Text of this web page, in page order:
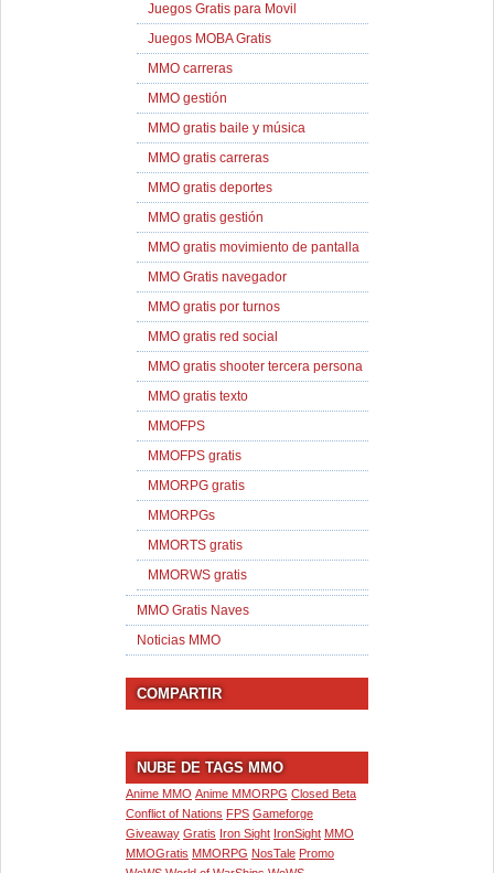
Juegos Gratis para Movil
Juegos MOBA Gratis
MMO carreras
MMO gestión
MMO gratis baile y música
MMO gratis carreras
MMO gratis deportes
MMO gratis gestión
MMO gratis movimiento de pantalla
MMO Gratis navegador
MMO gratis por turnos
MMO gratis red social
MMO gratis shooter tercera persona
MMO gratis texto
MMOFPS
MMOFPS gratis
MMORPG gratis
MMORPGs
MMORTS gratis
MMORWS gratis
MMO Gratis Naves
Noticias MMO
COMPARTIR
NUBE DE TAGS MMO
Anime MMO Anime MMORPG Closed Beta
Conflict of Nations FPS Gameforge
Giveaway Gratis Iron Sight IronSight MMO
MMOGratis MMORPG NosTale Promo